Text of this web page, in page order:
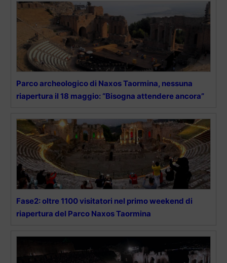
Parco archeologico di Naxos Taormina, nessuna
riapertura il 18 maggio: “Bisogna attendere ancora”
Fase2: oltre 1100 visitatori nel primo weekend di
riapertura del Parco Naxos Taormina